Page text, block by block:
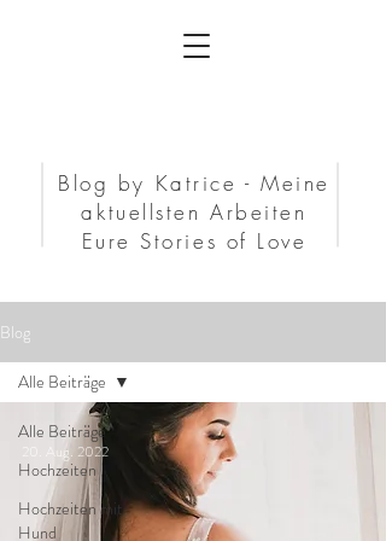
Blog by Katrice - Meine
aktuellsten Arbeiten
Eure Stories of Love
Blog
Alle Beiträge
Hochzeiten
Hochzeiten mit
Hund
Alle Beiträge
20. Aug. 2022